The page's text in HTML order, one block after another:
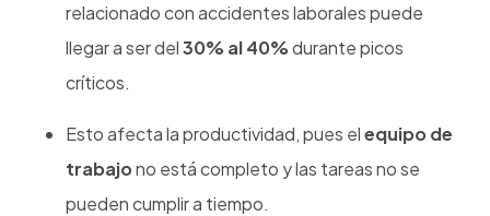
relacionado con accidentes laborales puede
llegar a ser del30% al 40%durante picos
críticos.
Esto afecta la productividad, pues elequipo de
trabajono está completo y las tareas no se
pueden cumplir a tiempo.